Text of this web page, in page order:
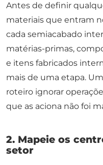
Antes de definir
materiais que entram
cada semiacabado
matérias-primas,
e itens fabricados
mais de uma etapa.
roteiro ignorar
que as aciona não foi
2. Mapeie os
setor